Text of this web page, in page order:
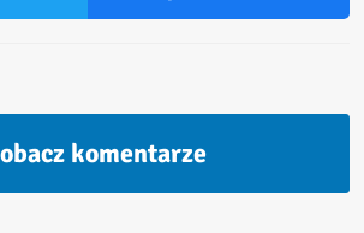
komentarze